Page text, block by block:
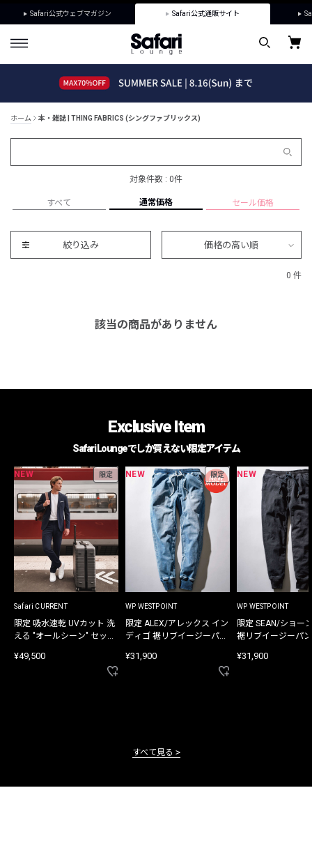
Safari公式ウェブマガジン Safari公式通販サイト
ホーム 本・雑誌 | THING FABRICS (シングファブリックス)
対象件数 : 0件
すべて 通常価格 セール価格
絞り込み 価格の高い順
0 件
該当の商品がありません
Exclusive Item
Safari Loungeでしか買えない限定アイテム
NEW 限定
Safari CURRENT
限定 吸水速乾 UVカット 洗
える "オールシーン" セット
¥49,500
NEW 限定
WP WESTPOINT
限定 ALEX/アレックス イン
ディゴ 裾リブイージーパン
¥31,900
NEW
WP WESTPOINT
限定 SEAN/ショー
裾リブイージーパ
¥31,900
すべて見る